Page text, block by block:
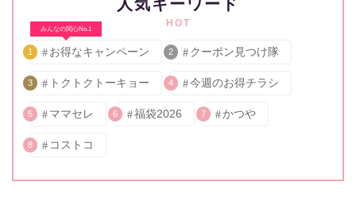
人気キーワード
HOT
みんなの関心No.1
1 お得なキャンペーン 2 クーポン見つけ隊
3 トクトクトーキョー 4 今週のお得チラシ
5 ママセレ 6 福袋2026 7 かつや
8 コストコ